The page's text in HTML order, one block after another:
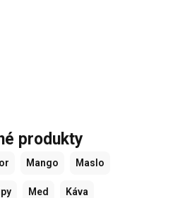
produkty
Mango Maslo
Med Káva